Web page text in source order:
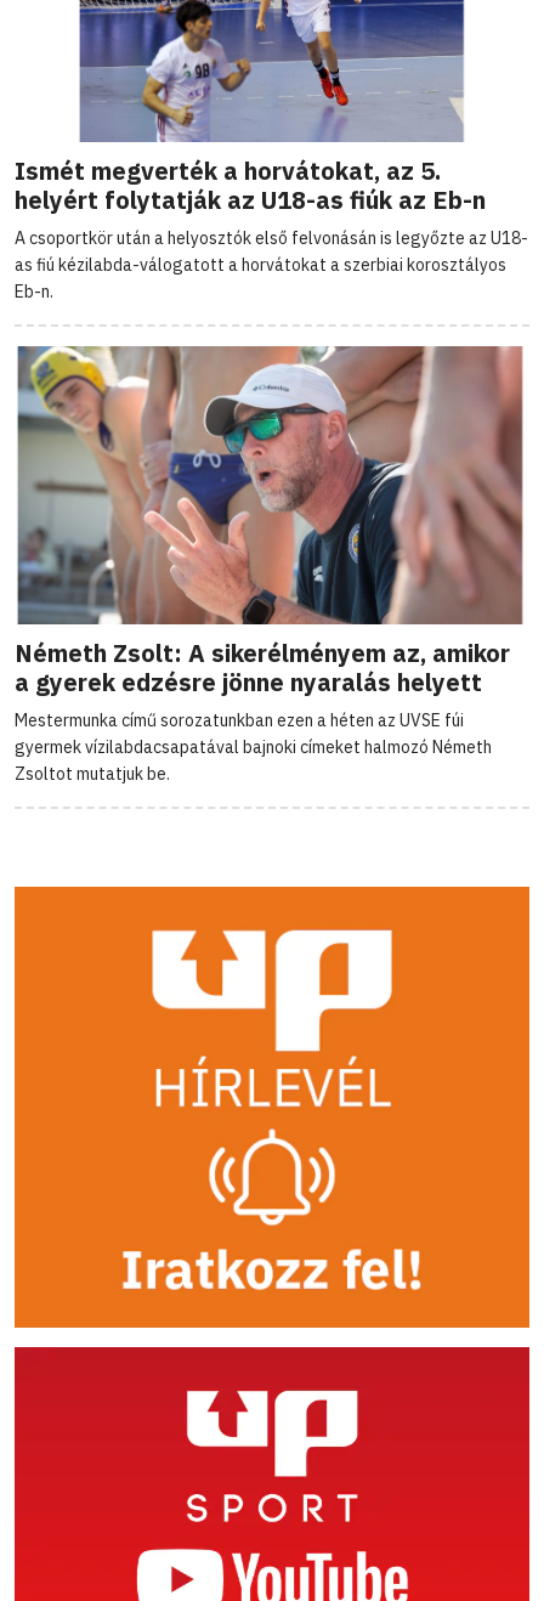
Ismét megverték a horvátokat, az 5.
helyért folytatják az U18-as fiúk az Eb-n
A csoportkör után a helyosztók első felvonásán is legyőzte az U18-
as fiú kézilabda-válogatott a horvátokat a szerbiai korosztályos
Eb-n.
Németh Zsolt: A sikerélményem az, amikor
a gyerek edzésre jönne nyaralás helyett
Mestermunka című sorozatunkban ezen a héten az UVSE fúi
gyermek vízilabdacsapatával bajnoki címeket halmozó Németh
Zsoltot mutatjuk be.